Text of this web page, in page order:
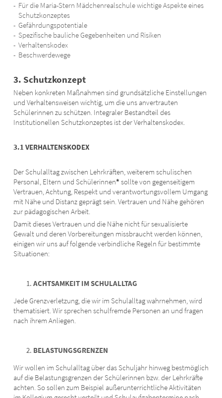
Für die Maria-Stern Mädchenrealschule wichtige Aspekte eines
Schutzkonzeptes
Gefährdungspotentiale
Spezifische bauliche Gegebenheiten und Risiken
Verhaltenskodex
Beschwerdewege
3. Schutzkonzept
Neben konkreten Maßnahmen sind grundsätzliche Einstellungen
und Verhaltensweisen wichtig, um die uns anvertrauten
Schülerinnen zu schützen. Integraler Bestandteil des
Institutionellen Schutzkonzeptes ist der Verhaltenskodex.
3.1 VERHALTENSKODEX
Der Schulalltag zwischen Lehrkräften, weiterem schulischen
Personal, Eltern und Schülerinnen* sollte von gegenseitigem
Vertrauen, Achtung, Respekt und verantwortungsvollem Umgang
mit Nähe und Distanz geprägt sein. Vertrauen und Nähe gehören
zur pädagogischen Arbeit.
Damit dieses Vertrauen und die Nähe nicht für sexualisierte
Gewalt und deren Vorbereitungen missbraucht werden können,
einigen wir uns auf folgende verbindliche Regeln für bestimmte
Situationen:
ACHTSAMKEIT IM SCHULALLTAG
Jede Grenzverletzung, die wir im Schulalltag wahrnehmen, wird
thematisiert. Wir sprechen schulfremde Personen an und fragen
nach ihrem Anliegen.
BELASTUNGSGRENZEN
Wir wollen im Schulalltag über das Schuljahr hinweg bestmöglich
auf die Belastungsgrenzen der Schülerinnen bzw. der Lehrkräfte
achten. So sollen zum Beispiel außerunterrichtliche Aktivitäten